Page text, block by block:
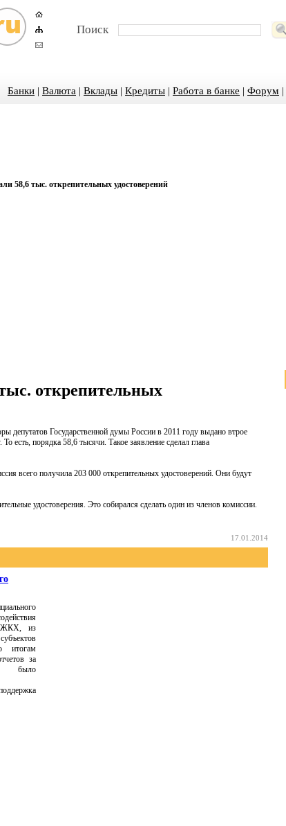
Поиск
Банки | Валюта | Вклады | Кредиты | Работа в банке | Форум |
58,6 тыс. открепительных удостоверений
открепительных
депутатов Государственной думы России в 2011 году выдано втрое
есть, порядка 58,6 тысячи. Такое заявление сделал глава
всего получила 203 000 открепительных удостоверений. Они будут
удостоверения. Это собирался сделать один из членов комиссии.
17.01.2014
ЖКХ, из
итогам
за
было